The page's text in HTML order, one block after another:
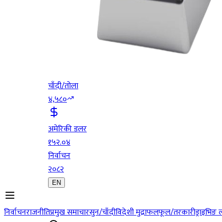
चाँदी/तोला
४,५८०
अमेरिकी डलर
१५२.०४
निर्वाचन
२०८२
EN
निर्वाचनराजनीतिप्रमुख समाचारसुन/चाँदीविदेशी मुद्राफलफूल/तरकारी